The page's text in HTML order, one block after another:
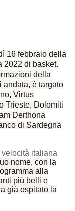
16 febbraio della
2022 di basket.
della
andata, è targato
Virtus
Trieste, Dolomiti
Derthona
di Sardegna
velocità italiana
nome, con la
alla
più belli e
già ospitato la